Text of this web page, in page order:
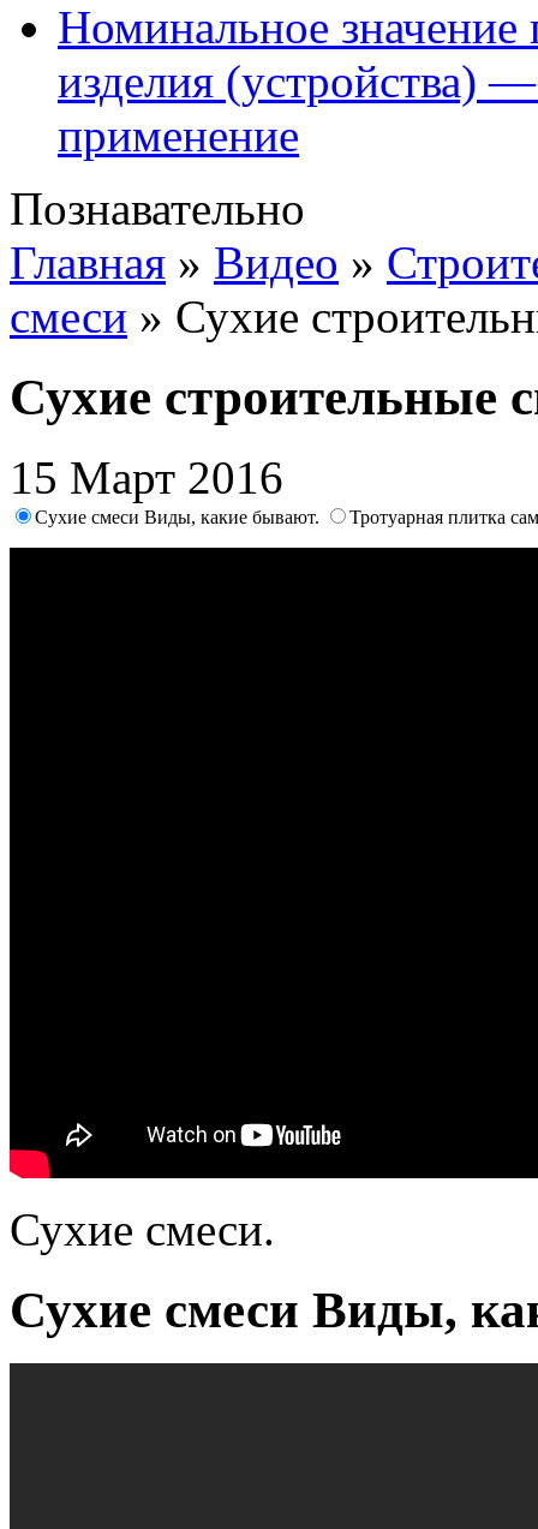
Номинальное значение
изделия (устройства)
применение
Познавательно
Главная » Видео »
смеси » Сухие
Сухие строительные
15 Март 2016
Сухие смеси Виды, какие бывают. Тротуарная плитка
Сухие смеси.
Сухие смеси Виды,